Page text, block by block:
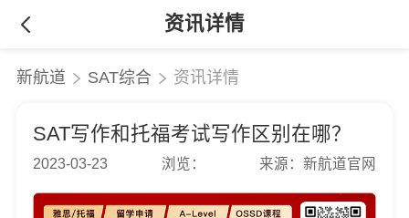
资讯详情
新航道 SAT综合 资讯详情
SAT写作和托福考试写作区别在哪？
2023-03-23 浏览： 来源：新航道官网